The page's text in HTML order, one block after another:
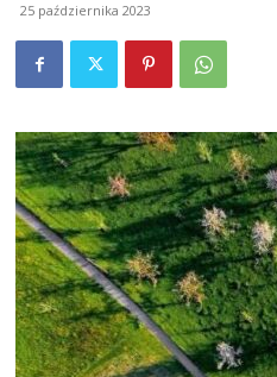
25 października 2023